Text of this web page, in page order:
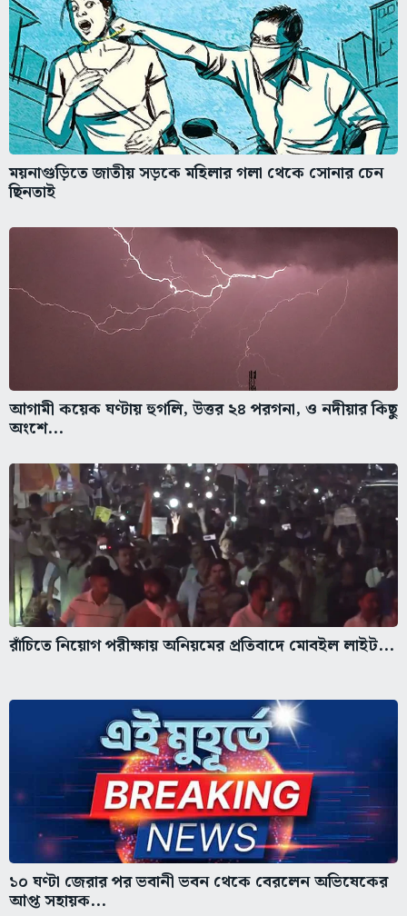
ময়নাগুড়িতে জাতীয় সড়কে মহিলার গলা থেকে সোনার চেন
ছিনতাই
আগামী কয়েক ঘণ্টায় হুগলি, উত্তর ২৪ পরগনা, ও নদীয়ার কিছু
অংশে...
রাঁচিতে নিয়োগ পরীক্ষায় অনিয়মের প্রতিবাদে মোবইল লাইট...
১০ ঘণ্টা জেরার পর ভবানী ভবন থেকে বেরলেন অভিষেকের
আপ্ত সহায়ক...